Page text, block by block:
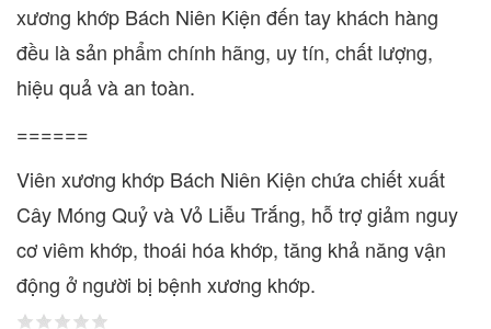
xương khớp Bách Niên Kiện đến tay khách hàng
đều là sản phẩm chính hãng, uy tín, chất lượng,
hiệu quả và an toàn.
======
Viên xương khớp Bách Niên Kiện chứa chiết xuất
Cây Móng Quỷ và Vỏ Liễu Trắng, hỗ trợ giảm nguy
cơ viêm khớp, thoái hóa khớp, tăng khả năng vận
động ở người bị bệnh xương khớp.